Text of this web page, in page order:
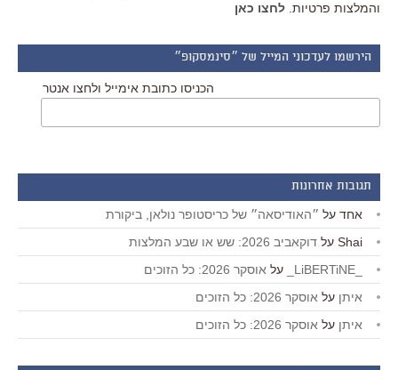
והמלצות פרטיות. לחצו כאן
הירשמו לעדכוני המייל של ״סינמסקופ״
הכניסו כתובת אימייל ולחצו אנטר
תגובות אחרונות
אחד על ״האודיסאה״ של כריסטופר נולאן, ביקורת
Shai על דוקאביב 2026: שש או שבע המלצות
על אוסקר 2026: כל הזוכים
איתן על אוסקר 2026: כל הזוכים
איתן על אוסקר 2026: כל הזוכים